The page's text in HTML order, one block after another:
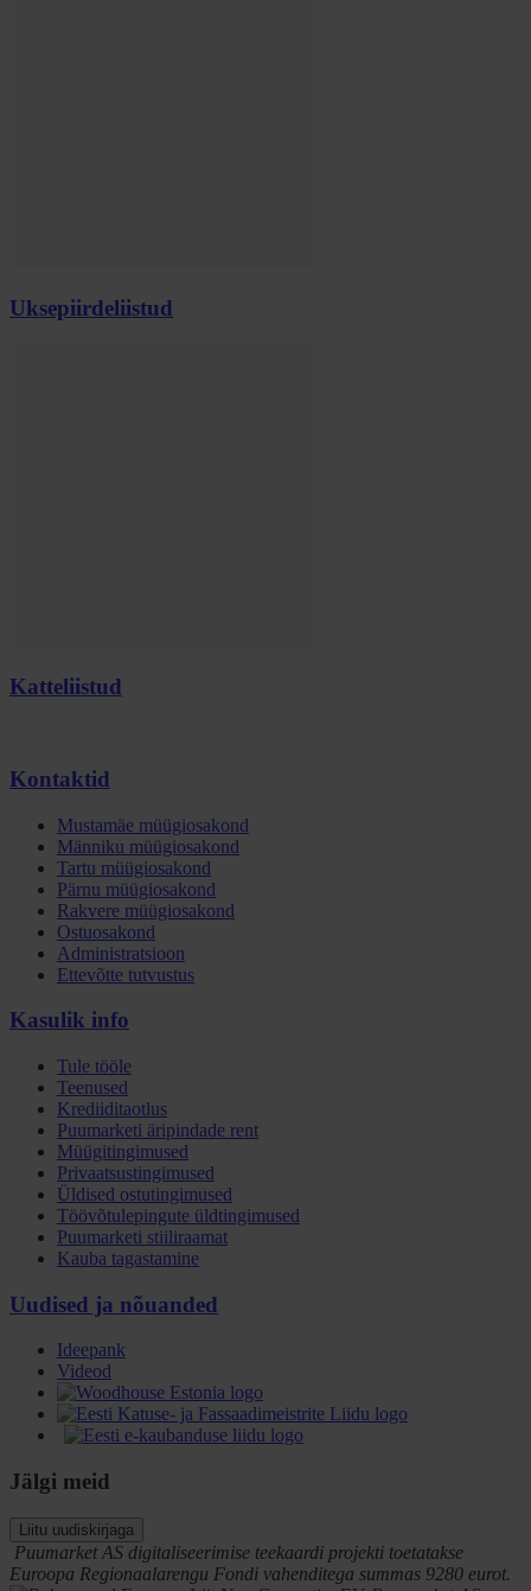
Uksepiirdeliistud
Katteliistud
Kontaktid
Mustamäe müügiosakond
Männiku müügiosakond
Tartu müügiosakond
Pärnu müügiosakond
Rakvere müügiosakond
Ostuosakond
Administratsioon
Ettevõtte tutvustus
Kasulik info
Tule tööle
Teenused
Krediiditaotlus
Puumarketi äripindade rent
Müügitingimused
Privaatsustingimused
Üldised ostutingimused
Töövõtulepingute üldtingimused
Puumarketi stiiliraamat
Kauba tagastamine
Uudised ja nõuanded
Ideepank
Videod
Jälgi meid
Liitu uudiskirjaga
Puumarket AS digitaliseerimise teekaardi projekti toetatakse
Euroopa Regionaalarengu Fondi vahenditega summas 9280 eurot.